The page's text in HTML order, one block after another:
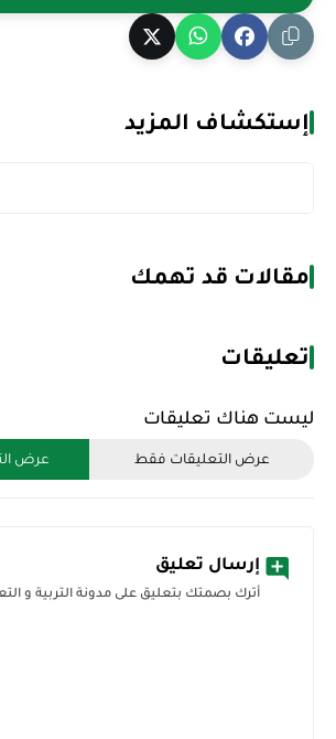
إستكشاف المزيد
مقالات قد تهمك
تعليقات
ليست هناك تعليقات
عرض التعليقات فقط عرض
إرسال تعليق
أترك بصمتك بتعليق على مدونة التربية و